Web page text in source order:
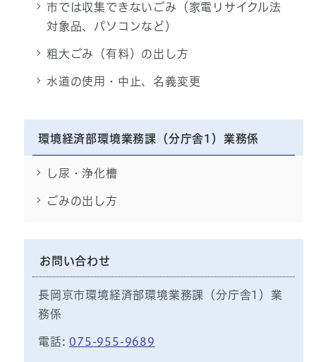
市では収集できないごみ（家電リサイクル法
対象品、パソコンなど）
粗大ごみ（有料）の出し方
水道の使用・中止、名義変更
環境経済部環境業務課（分庁舎1）業務係
し尿・浄化槽
ごみの出し方
お問い合わせ
長岡京市環境経済部環境業務課（分庁舎1）業
務係
電話: 075-955-9689